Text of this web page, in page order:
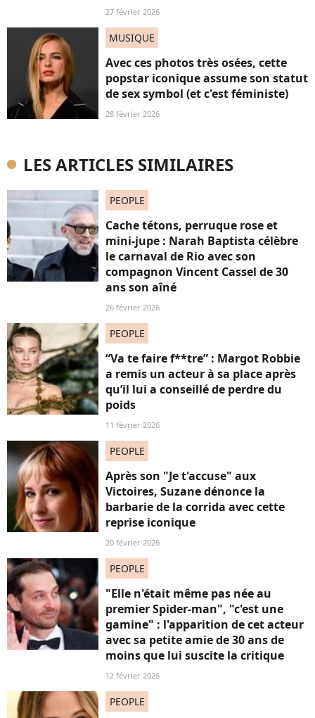
27 février 2026
MUSIQUE
Avec ces photos très osées, cette
popstar iconique assume son statut
de sex symbol (et c'est féministe)
28 février 2026
LES ARTICLES SIMILAIRES
PEOPLE
Cache tétons, perruque rose et
mini-jupe : Narah Baptista célèbre
le carnaval de Rio avec son
compagnon Vincent Cassel de 30
ans son aîné
26 février 2026
PEOPLE
“Va te faire f**tre” : Margot Robbie
a remis un acteur à sa place après
qu’il lui a conseillé de perdre du
poids
11 février 2026
PEOPLE
Après son "Je t'accuse" aux
Victoires, Suzane dénonce la
barbarie de la corrida avec cette
reprise iconique
20 février 2026
PEOPLE
"Elle n'était même pas née au
premier Spider-man", "c'est une
gamine" : l'apparition de cet acteur
avec sa petite amie de 30 ans de
moins que lui suscite la critique
12 février 2026
PEOPLE